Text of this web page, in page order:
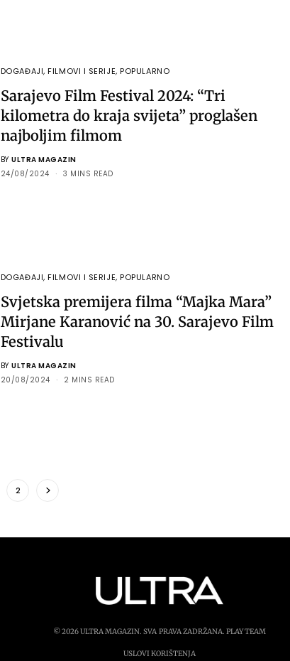
DOGAĐAJI,FILMOVI I SERIJE,POPULARNO
Sarajevo Film Festival 2024: “Tri
kilometra do kraja svijeta” proglašen
najboljim filmom
BY ULTRA MAGAZIN
24/08/2024
3 MINS READ
DOGAĐAJI,FILMOVI I SERIJE,POPULARNO
Svjetska premijera filma “Majka Mara”
Mirjane Karanović na 30. Sarajevo Film
Festivalu
BY ULTRA MAGAZIN
20/08/2024
2 MINS READ
2
© 2026 ULTRA MAGAZIN. SVA PRAVA ZADRŽANA. PLAY TEAM
USLOVI KORIŠTENJA